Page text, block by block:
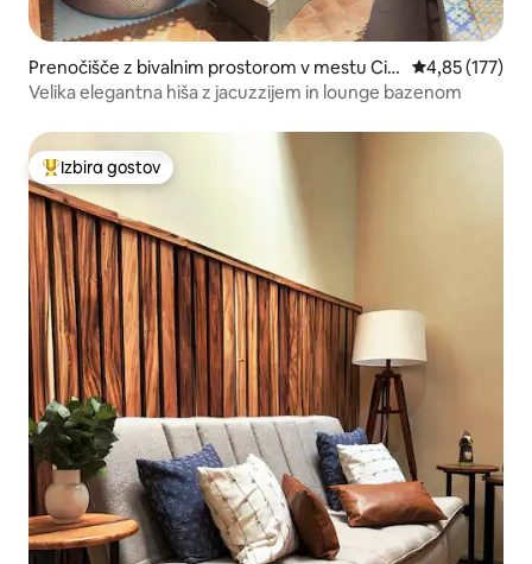
Prenočišče z bivalnim prostorom v mestu Ciu
dad Vieja
Povprečna
4,85 (177)
Velika elegantna hiša z jacuzzijem in lounge bazenom
Najbolj priljubljena prenočišča z značko »Izbira gostov«
Izbira gostov